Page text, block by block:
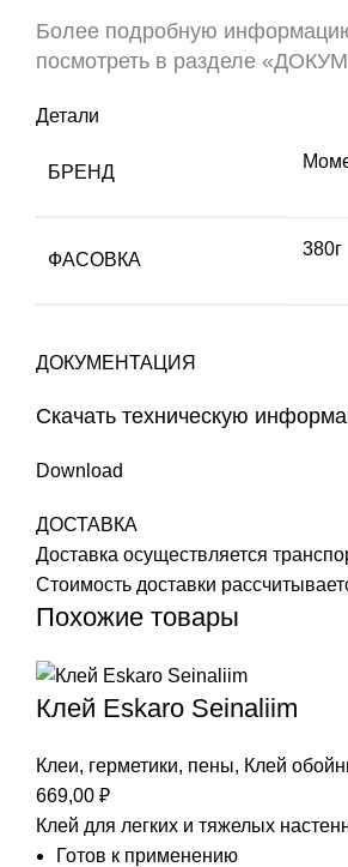
Более подробную
посмотреть в разделе
Детали
БРЕНД
ФАСОВКА
380г
ДОКУМЕНТАЦИЯ
Скачать техническую
Download
ДОСТАВКА
Доставка осуществляется
Стоимость доставки
Похожие товары
Клей Eskaro Seinaliim
Клеи, герметики, пены, Клей
669,00 ₽
Клей для легких и тяжелых
Готов к применению